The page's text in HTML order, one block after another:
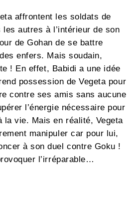
affrontent les soldats de
autres à l’intérieur de son
de Gohan de se battre
enfers. Mais soudain,
! En effet, Babidi a une idée
possession de Vegeta pour
contre ses amis sans aucune
l’énergie nécessaire pour
la vie. Mais en réalité, Vegeta
manipuler car pour lui,
à son duel contre Goku !
l’irréparable…